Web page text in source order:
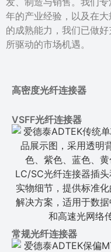
年的产业经验，以及在
的成熟能力，我们已做
所驱动的市场机遇。
高密度光纤连接器
VSFF光纤连接器
常规光纤连接器